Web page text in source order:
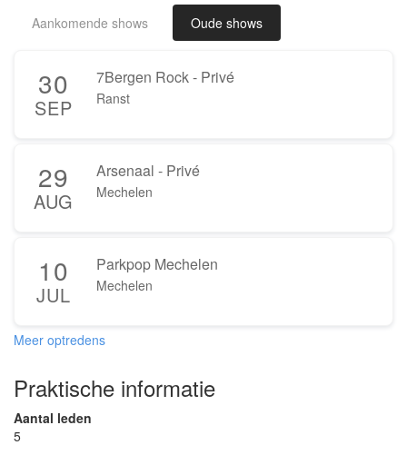
Aankomende shows Oude shows
30
SEP
7Bergen Rock - Privé
Ranst
29
AUG
Arsenaal - Privé
Mechelen
10
JUL
Parkpop Mechelen
Mechelen
Meer optredens
Praktische informatie
Aantal leden
5